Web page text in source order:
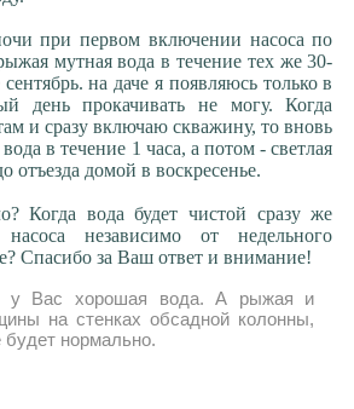
при первом включении насоса по
мутная вода в течение тех же 30-
на даче я появляюсь только в
день прокачивать не могу. Когда
и сразу включаю скважину, то вновь
в течение 1 часа, а потом - светлая
отъезда домой в воскресенье.
Когда вода будет чистой сразу же
независимо от недельного
Спасибо за Ваш ответ и внимание!
у Вас хорошая вода. А рыжая и
на стенках обсадной колонны,
будет нормально.